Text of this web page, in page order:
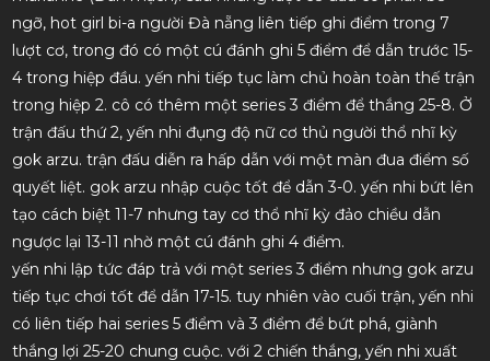
ngỡ, hot girl bi-a người Đà nẵng liên tiếp ghi điểm trong 7
lượt cơ, trong đó có một cú đánh ghi 5 điểm để dẫn trước 15-
4 trong hiệp đầu. yến nhi tiếp tục làm chủ hoàn toàn thế trận
trong hiệp 2. cô có thêm một series 3 điểm để thắng 25-8. Ở
trận đấu thứ 2, yến nhi đụng độ nữ cơ thủ người thổ nhĩ kỳ
gok arzu. trận đấu diễn ra hấp dẫn với một màn đua điểm số
quyết liệt. gok arzu nhập cuộc tốt để dẫn 3-0. yến nhi bứt lên
tạo cách biệt 11-7 nhưng tay cơ thổ nhĩ kỳ đảo chiều dẫn
ngược lại 13-11 nhờ một cú đánh ghi 4 điểm.
yến nhi lập tức đáp trả với một series 3 điểm nhưng gok arzu
tiếp tục chơi tốt để dẫn 17-15. tuy nhiên vào cuối trận, yến nhi
có liên tiếp hai series 5 điểm và 3 điểm để bứt phá, giành
thắng lợi 25-20 chung cuộc. với 2 chiến thắng, yến nhi xuất